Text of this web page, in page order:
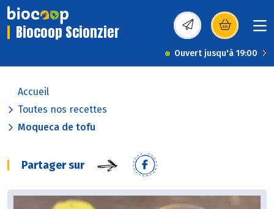
Biocoop Scionzier (s’ouvre dans une
Ouvert jusqu'à 19:00
Accueil
Toutes nos recettes
Moqueca de tofu
Partager sur